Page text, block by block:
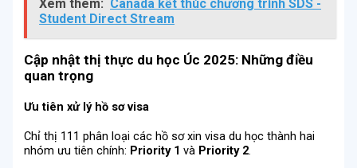
Xem thêm: Canada kết thúc chương trình SDS -
Student Direct Stream
Cập nhật thị thực du học Úc 2025: Những điều
quan trọng
Ưu tiên xử lý hồ sơ visa
Chỉ thị 111 phân loại các hồ sơ xin visa du học thành hai
nhóm ưu tiên chính: Priority 1 và Priority 2.